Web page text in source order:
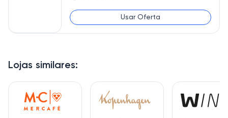
Lojas similares:
Usar Oferta